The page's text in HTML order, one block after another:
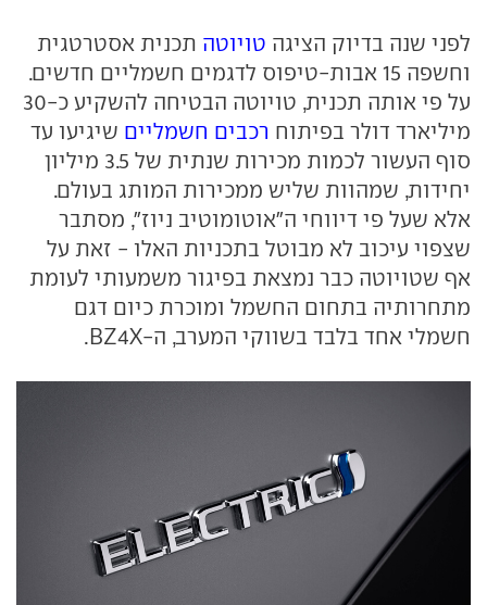
לפני שנה בדיוק הציגה טויוטה תכנית אסטרטגית
וחשפה 15 אבות-טיפוס לדגמים חשמליים חדשים.
על פי אותה תכנית, טויוטה הבטיחה להשקיע כ-30
מיליארד דולר בפיתוח רכבים חשמליים שיגיעו עד
סוף העשור לכמות מכירות שנתית של 3.5 מיליון
יחידות, שמהוות שליש ממכירות המותג בעולם.
אלא שעל פי דיווחי ה"אוטומוטיב ניוז", מסתבר
שצפוי עיכוב לא מבוטל בתכניות האלו - זאת על
אף שטויוטה כבר נמצאת בפיגור משמעותי לעומת
מתחרותיה בתחום החשמל ומוכרת כיום דגם
חשמלי אחד בלבד בשווקי המערב, ה-BZ4X.